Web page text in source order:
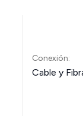
Conexión:
Cable y